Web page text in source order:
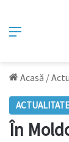
Meniu
Acasă /
ACTUALITATE
În